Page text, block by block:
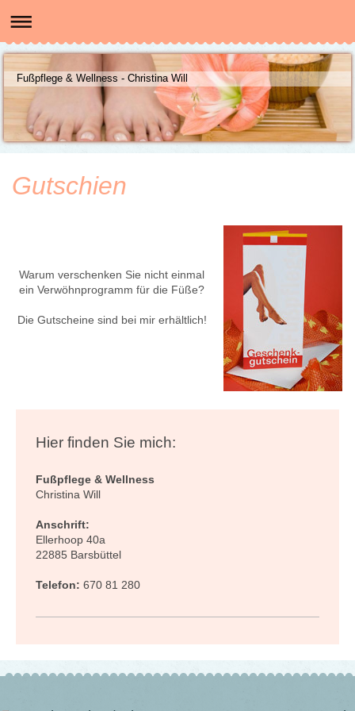
Fußpflege & Wellness - Christina Will
Gutschien
Warum verschenken Sie nicht einmal
ein Verwöhnprogramm für die Füße?
Die Gutscheine sind bei mir erhältlich!
Hier finden Sie mich:
Fußpflege & Wellness
Christina Will
Anschrift:
Ellerhoop 40a
22885 Barsbüttel
Telefon: 670 81 280